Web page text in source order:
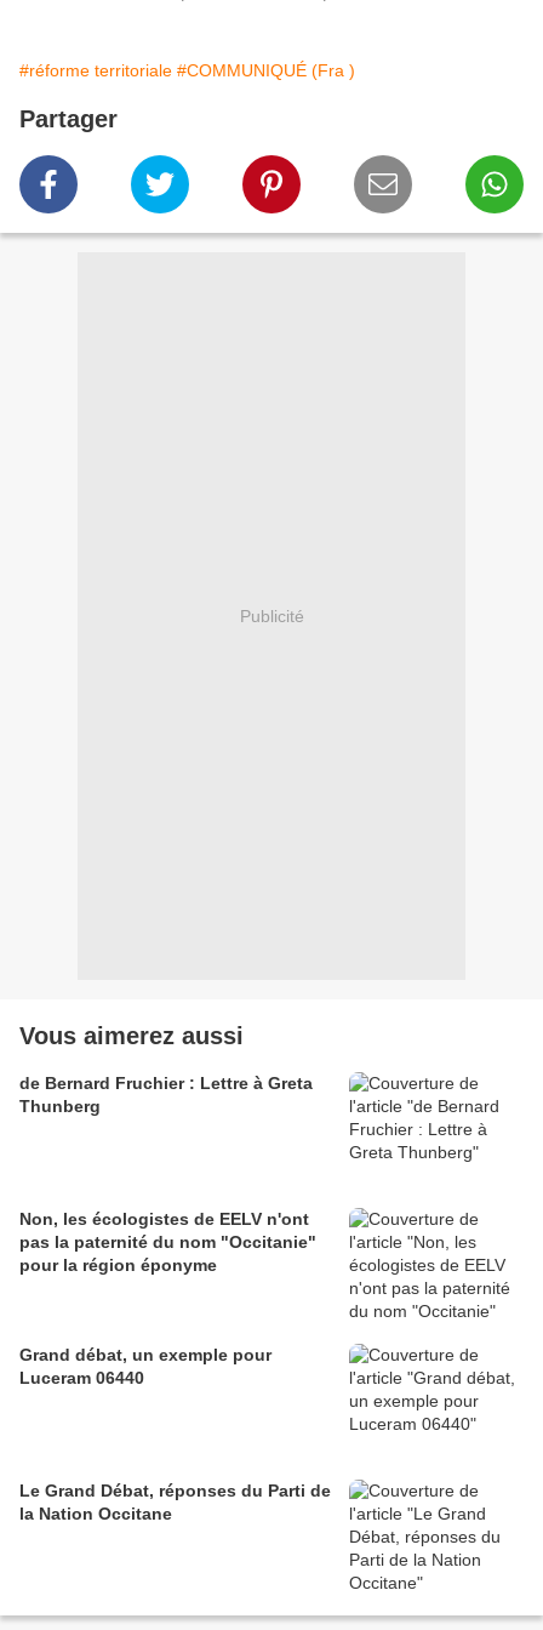
#réforme territoriale #COMMUNIQUÉ (Fra )
Partager
Publicité
Vous aimerez aussi
de Bernard Fruchier : Lettre à Greta
Thunberg
Non, les écologistes de EELV n'ont
pas la paternité du nom "Occitanie"
pour la région éponyme
Grand débat, un exemple pour
Luceram 06440
Le Grand Débat, réponses du Parti de
la Nation Occitane